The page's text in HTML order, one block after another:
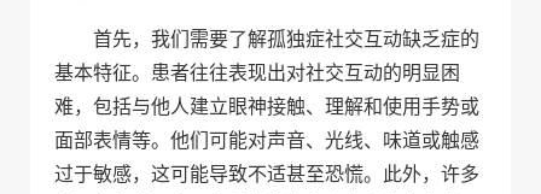
首先，我们需要了解孤独症社交互动缺乏症的
基本特征。患者往往表现出对社交互动的明显困
难，包括与他人建立眼神接触、理解和使用手势或
面部表情等。他们可能对声音、光线、味道或触感
过于敏感，这可能导致不适甚至恐慌。此外，许多